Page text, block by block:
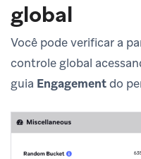
global
Você pode verificar a
controle global
guia Engagementdo